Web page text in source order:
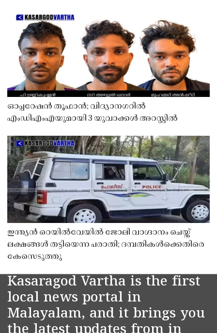
ഓപ്പറേഷൻ തൂഫാൻ; വിദ്യാനഗറിൽ
എംഡിഎംഎയുമായി 3 യുവാക്കൾ അറസ്റ്റിൽ
ഇന്ത്യൻ റെയിൽവേയിൽ ജോലി വാഗ്ദാനം ചെയ്ത്
ലക്ഷങ്ങൾ തട്ടിയെന്ന പരാതി; ദമ്പതികൾക്കെതിരെ
കേസെടുത്തു
Kasaragod Vartha is the first
local news portal in
Malayalam, and it brings you